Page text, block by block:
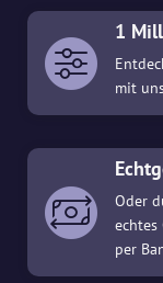
1
mit
Oder
echtes
per